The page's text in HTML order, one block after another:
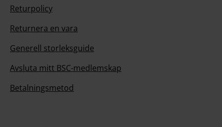
Returpolicy
Returnera en vara
Generell storleksguide
Avsluta mitt BSC-medlemskap
Betalningsmetod